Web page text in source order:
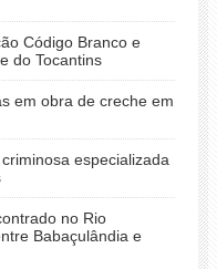
Código Branco e
do Tocantins
em obra de creche em
especializada
no Rio
Babaçulândia e